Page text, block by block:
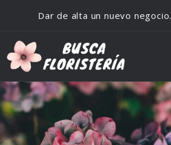
Dar de alta un nuevo negocio.